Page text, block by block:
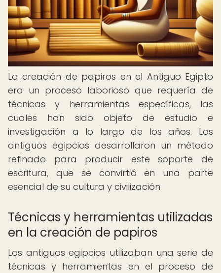
La creación de papiros en el Antiguo Egipto
era un proceso laborioso que requería de
técnicas y herramientas específicas, las
cuales han sido objeto de estudio e
investigación a lo largo de los años. Los
antiguos egipcios desarrollaron un método
refinado para producir este soporte de
escritura, que se convirtió en una parte
esencial de su cultura y civilización.
Técnicas y herramientas utilizadas
en la creación de papiros
Los antiguos egipcios utilizaban una serie de
técnicas y herramientas en el proceso de